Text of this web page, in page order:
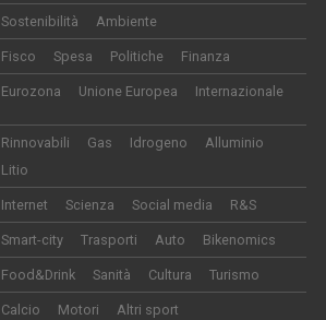
Sostenibilità Ambiente
Fisco Spesa Politiche Finanza
Eurozona Unione Europea Internazionale
Rinnovabili Gas Idrogeno
Alluminio
Litio
Internet Scienza Social media R&S
Smart-city Trasporti Auto Bikenomics
Food&Drink Sanità Cultura Turismo
Calcio Motori Altri sport